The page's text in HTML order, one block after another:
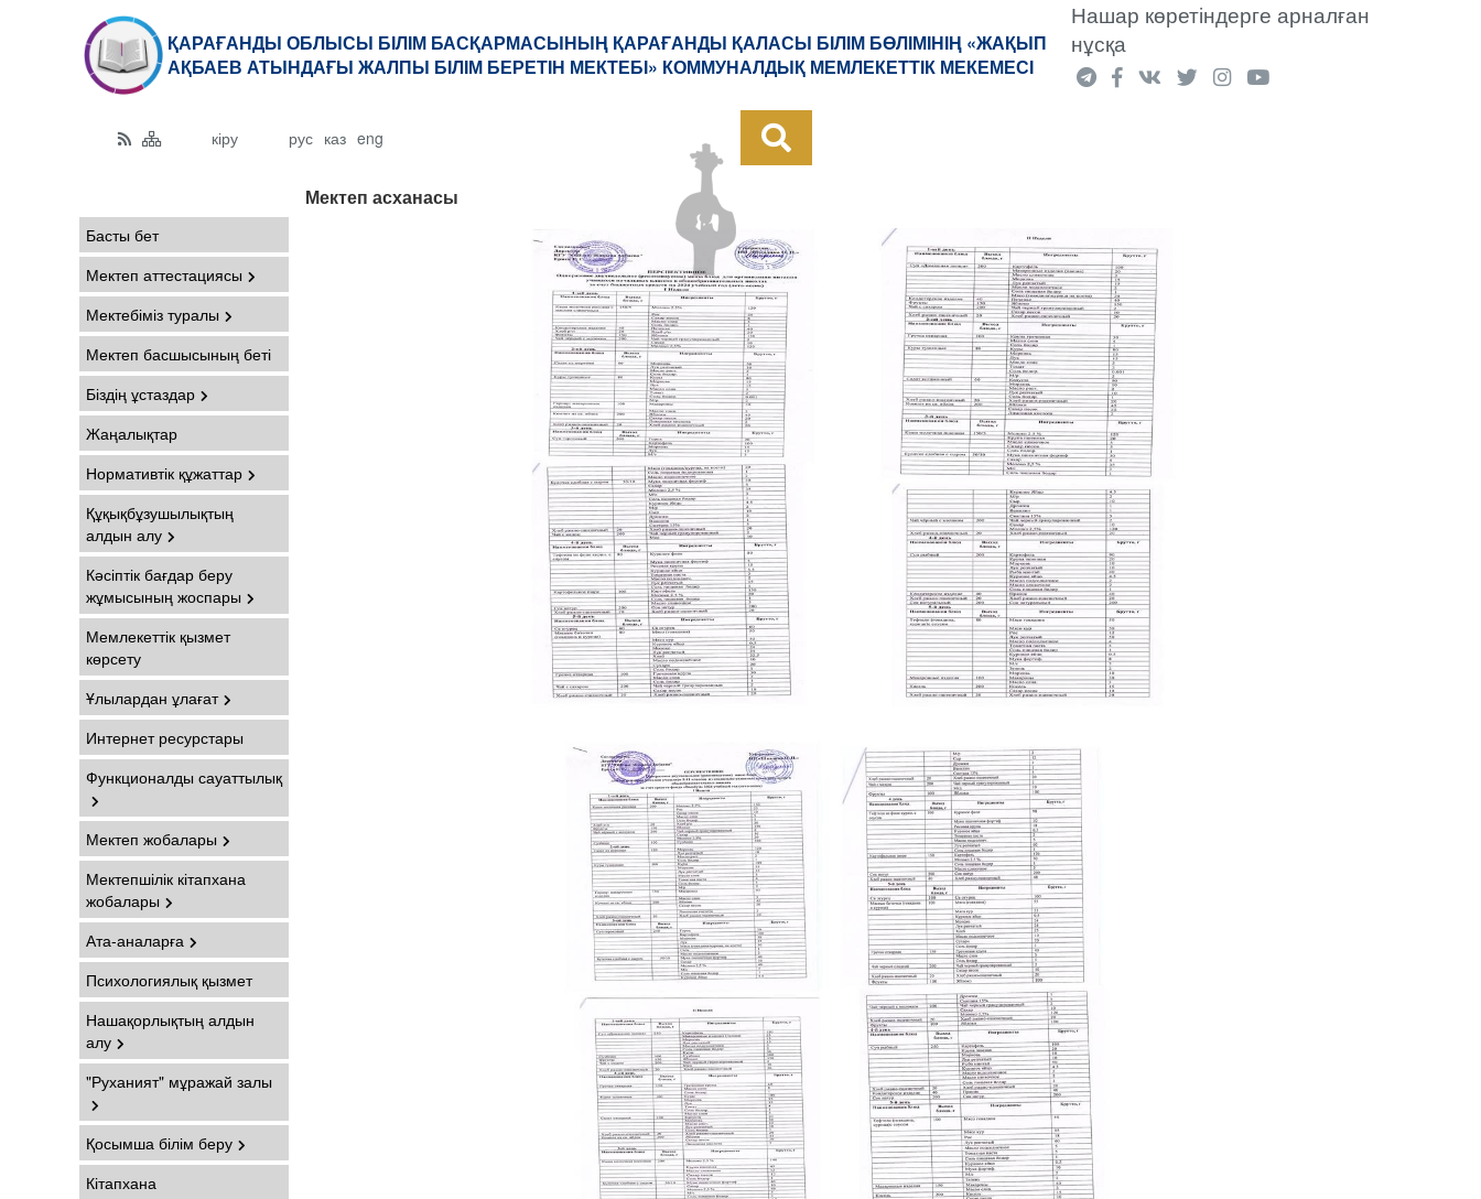
ҚАРАҒАНДЫ ОБЛЫСЫ БІЛІМ БАСҚАРМАСЫНЫҢ ҚАРАҒАНДЫ ҚАЛАСЫ БІЛІМ БӨЛІМІНІҢ «ЖАҚЫП
АҚБАЕВ АТЫНДАҒЫ ЖАЛПЫ БІЛІМ БЕРЕТІН МЕКТЕБІ» КОММУНАЛДЫҚ МЕМЛЕКЕТТІК МЕКЕМЕСІ
Нашар көретіндерге арналған
нұсқа
кіру рус каз eng
Басты бет
Мектеп аттестациясы
Мектебіміз туралы
Мектеп басшысының беті
Біздің ұстаздар
Жаңалықтар
Нормативтік құжаттар
Құқықбұзушылықтың
алдын алу
Кәсіптік бағдар беру
жұмысының жоспары
Мемлекеттік қызмет
көрсету
Ұлылардан ұлағат
Интернет ресурстары
Функционалды сауаттылық
Мектеп жобалары
Мектепшілік кітапхана
жобалары
Ата-аналарға
Психологиялық қызмет
Нашақорлықтың алдын
алу
"Руханият" мұражай залы
Қосымша білім беру
Кітапхана
Мектеп асханасы